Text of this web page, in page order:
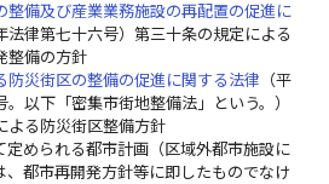
整備及び産業業務施設の再配置の促進に
法律第七十六号）第三十条の規定による
整備の方針
防災街区の整備の促進に関する法律 （平
以下「密集市街地整備法」という。）
よる防災街区整備方針
定められる都市計画（区域外都市施設に
、都市再開発方針等に即したものでなけ